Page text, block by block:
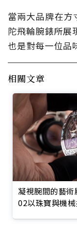
當兩大品牌在
陀飛輪腕錶所展
也是對每一位品
相關文章
凝視腕間的藝術殿堂！
02以珠寶與機